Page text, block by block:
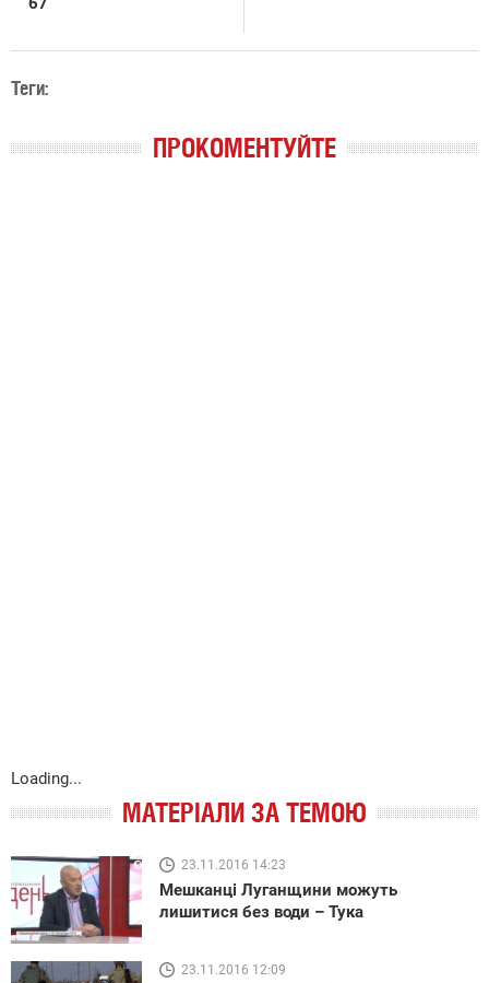
Теги:
ПРОКОМЕНТУЙТЕ
Loading...
МАТЕРІАЛИ ЗА ТЕМОЮ
23.11.2016 14:23
Мешканці Луганщини можуть
лишитися без води – Тука
23.11.2016 12:09